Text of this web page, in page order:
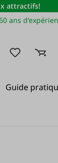
attractifs!
ans
Vous
Guide